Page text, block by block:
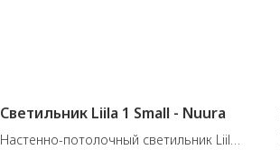
Светильник Liila 1 Small - Nuura
Настенно-потолочный светильник Liila